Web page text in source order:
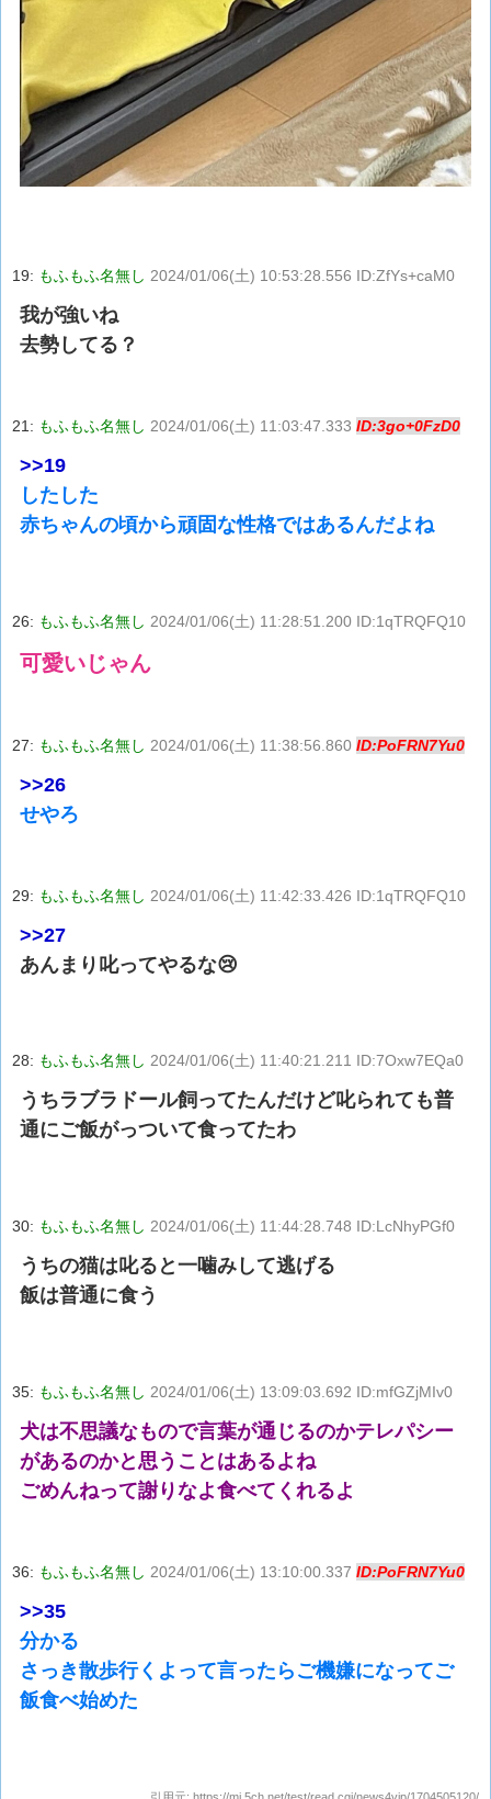
19: もふもふ名無し 2024/01/06(土) 10:53:28.556 ID:ZfYs+caM0
我が強いね
去勢してる？
21: もふもふ名無し 2024/01/06(土) 11:03:47.333 ID:3go+0FzD0
>>19
したした
赤ちゃんの頃から頑固な性格ではあるんだよね
26: もふもふ名無し 2024/01/06(土) 11:28:51.200 ID:1qTRQFQ10
可愛いじゃん
27: もふもふ名無し 2024/01/06(土) 11:38:56.860 ID:PoFRN7Yu0
>>26
せやろ
29: もふもふ名無し 2024/01/06(土) 11:42:33.426 ID:1qTRQFQ10
>>27
あんまり叱ってやるな😢
28: もふもふ名無し 2024/01/06(土) 11:40:21.211 ID:7Oxw7EQa0
うちラブラドール飼ってたんだけど叱られても普
通にご飯がっついて食ってたわ
30: もふもふ名無し 2024/01/06(土) 11:44:28.748 ID:LcNhyPGf0
うちの猫は叱ると一噛みして逃げる
飯は普通に食う
35: もふもふ名無し 2024/01/06(土) 13:09:03.692 ID:mfGZjMIv0
犬は不思議なもので言葉が通じるのかテレパシー
があるのかと思うことはあるよね
ごめんねって謝りなよ食べてくれるよ
36: もふもふ名無し 2024/01/06(土) 13:10:00.337 ID:PoFRN7Yu0
>>35
分かる
さっき散歩行くよって言ったらご機嫌になってご
飯食べ始めた
引用元: https://mi.5ch.net/test/read.cgi/news4vip/1704505120/